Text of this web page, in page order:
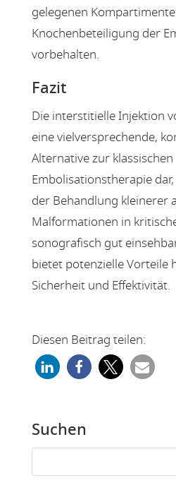
gelegenen
Knochenbeteiligung der
vorbehalten.
Fazit
Die interstitielle Injektion
eine vielversprechende,
Alternative zur klassischen
Embolisationstherapie
der Behandlung kleinerer
Malformationen in
sonografisch gut
bietet potenzielle Vorteile
Sicherheit und Effektivität.
Diesen Beitrag teilen:
Suchen